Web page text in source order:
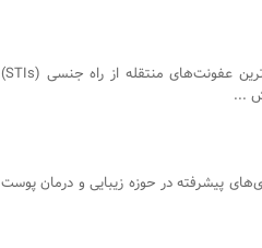
زگیل تناسلی یکی از شایع‌ترین عفونت‌های منتقله از راه جنسی (STIs)
پیشرفته در حوزه زیبایی و درمان پوست